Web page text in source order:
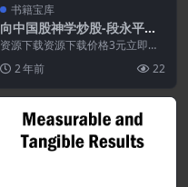
书籍宝库
向中国股神学炒股-段永平的8
0条炒股妙招.PDF
资源下载资源下载价格3元立即购
2 年前 22